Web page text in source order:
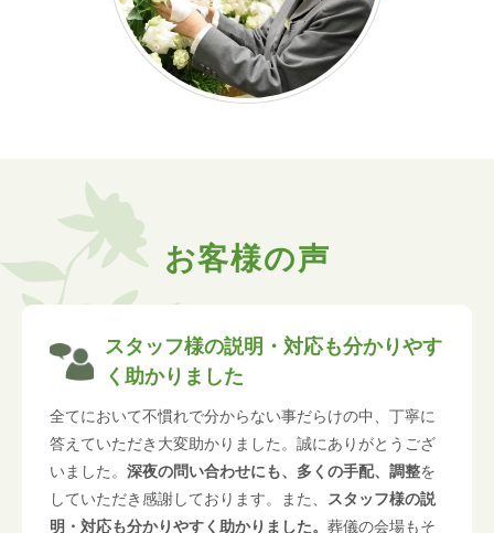
お客様の声
スタッフ様の説明・対応も分かりやす
く助かりました
全てにおいて不慣れで分からない事だらけの中、丁寧に
答えていただき大変助かりました。誠にありがとうござ
いました。 深夜の問い合わせにも、多くの手配、調整を
していただき感謝しております。また、
スタッフ様の説
明・対応も分かりやすく助かりました。 葬儀の会場もそ